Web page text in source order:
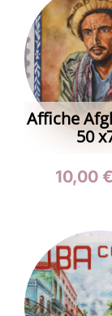
Affiche
50
10,00€